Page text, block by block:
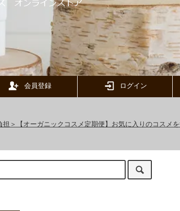
会員登録 ログイン
担＞【オーガニックコスメ定期便】お気に入りのコス